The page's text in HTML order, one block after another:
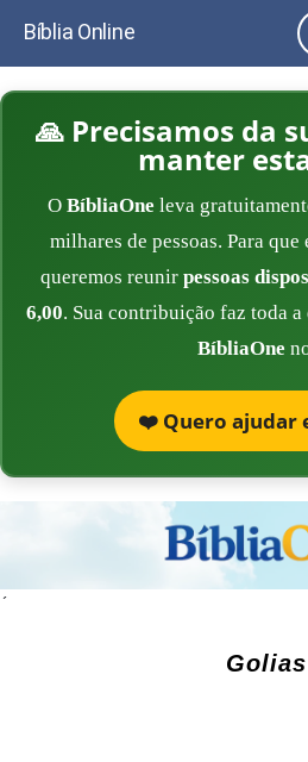
Bíblia Online
🙏 Precisamos da
manter
O BíbliaOne leva
milhares de pessoas. Para
queremos reunir pessoas
6,00. Sua contribuição faz toda
BíbliaOne
❤️ Quero ajudar
´
Golias